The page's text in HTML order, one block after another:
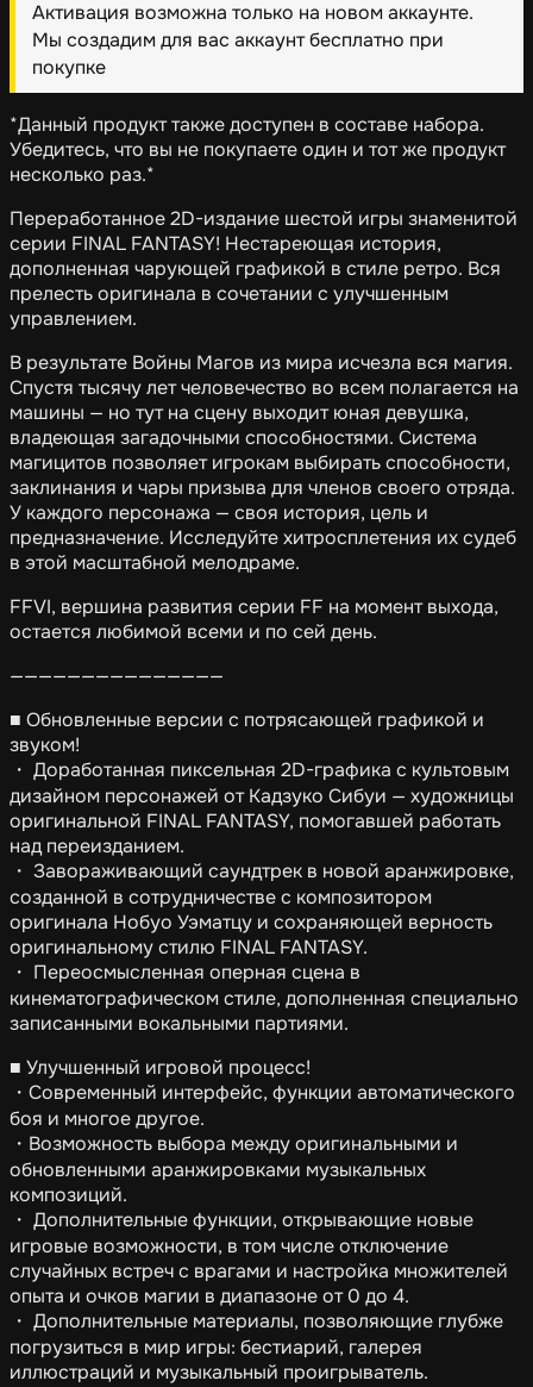
Активация возможна только на новом аккаунте.
Мы создадим для вас аккаунт бесплатно при
покупке
*Данный продукт также доступен в составе набора.
Убедитесь, что вы не покупаете один и тот же продукт
несколько раз.*
Переработанное 2D-издание шестой игры знаменитой
серии FINAL FANTASY! Нестареющая история,
дополненная чарующей графикой в стиле ретро. Вся
прелесть оригинала в сочетании с улучшенным
управлением.
В результате Войны Магов из мира исчезла вся магия.
Спустя тысячу лет человечество во всем полагается на
машины — но тут на сцену выходит юная девушка,
владеющая загадочными способностями. Система
магицитов позволяет игрокам выбирать способности,
заклинания и чары призыва для членов своего отряда.
У каждого персонажа — своя история, цель и
предназначение. Исследуйте хитросплетения их судеб
в этой масштабной мелодраме.
FFVI, вершина развития серии FF на момент выхода,
остается любимой всеми и по сей день.
———————————————
■ Обновленные версии с потрясающей графикой и
звуком!
・ Доработанная пиксельная 2D-графика с культовым
дизайном персонажей от Кадзуко Сибуи — художницы
оригинальной FINAL FANTASY, помогавшей работать
над переизданием.
・ Завораживающий саундтрек в новой аранжировке,
созданной в сотрудничестве с композитором
оригинала Нобуо Уэматцу и сохраняющей верность
оригинальному стилю FINAL FANTASY.
・ Переосмысленная оперная сцена в
кинематографическом стиле, дополненная специально
записанными вокальными партиями.
■ Улучшенный игровой процесс!
・Современный интерфейс, функции автоматического
боя и многое другое.
・Возможность выбора между оригинальными и
обновленными аранжировками музыкальных
композиций.
・ Дополнительные функции, открывающие новые
игровые возможности, в том числе отключение
случайных встреч с врагами и настройка множителей
опыта и очков магии в диапазоне от 0 до 4.
・ Дополнительные материалы, позволяющие глубже
погрузиться в мир игры: бестиарий, галерея
иллюстраций и музыкальный проигрыватель.